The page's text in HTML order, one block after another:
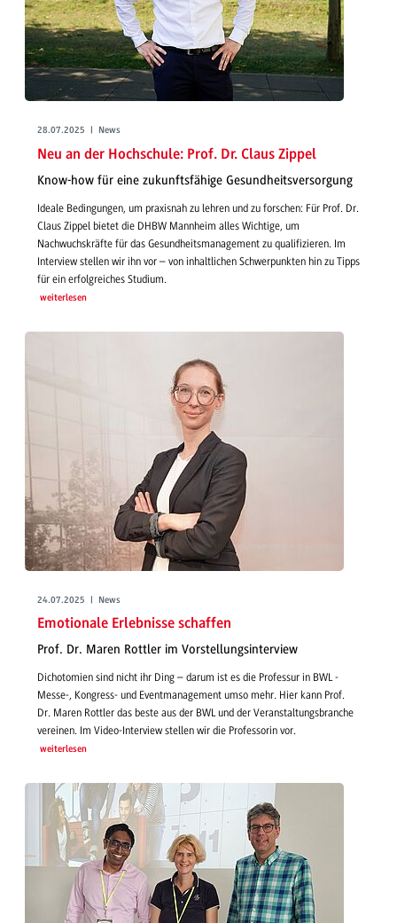
28.07.2025 | News
Neu an der Hochschule: Prof. Dr. Claus Zippel
Know-how für eine zukunftsfähige Gesundheitsversorgung
Ideale Bedingungen, um praxisnah zu lehren und zu forschen: Für Prof. Dr.
Claus Zippel bietet die DHBW Mannheim alles Wichtige, um
Nachwuchskräfte für das Gesundheitsmanagement zu qualifizieren. Im
Interview stellen wir ihn vor – von inhaltlichen Schwerpunkten hin zu Tipps
für ein erfolgreiches Studium.
weiterlesen
24.07.2025 | News
Emotionale Erlebnisse schaffen
Prof. Dr. Maren Rottler im Vorstellungsinterview
Dichotomien sind nicht ihr Ding – darum ist es die Professur in BWL -
Messe-, Kongress- und Eventmanagement umso mehr. Hier kann Prof.
Dr. Maren Rottler das beste aus der BWL und der Veranstaltungsbranche
vereinen. Im Video-Interview stellen wir die Professorin vor.
weiterlesen